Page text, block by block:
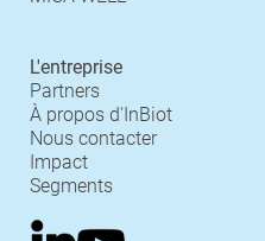
L'entreprise
Partners
À propos d'InBiot
Nous contacter
Impact
Segments